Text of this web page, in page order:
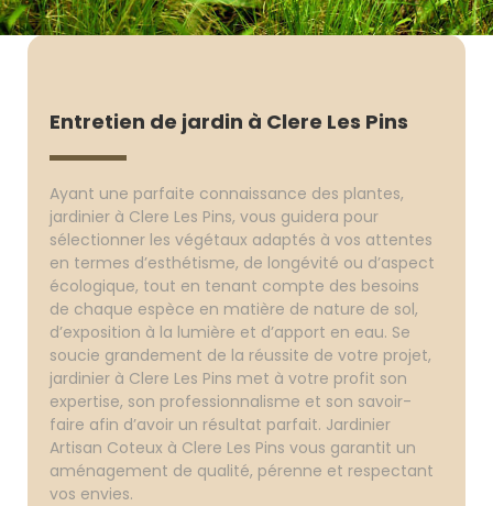
Entretien de jardin à Clere Les Pins
Ayant une parfaite connaissance des plantes,
jardinier à Clere Les Pins, vous guidera pour
sélectionner les végétaux adaptés à vos attentes
en termes d’esthétisme, de longévité ou d’aspect
écologique, tout en tenant compte des besoins
de chaque espèce en matière de nature de sol,
d’exposition à la lumière et d’apport en eau. Se
soucie grandement de la réussite de votre projet,
jardinier à Clere Les Pins met à votre profit son
expertise, son professionnalisme et son savoir-
faire afin d’avoir un résultat parfait. Jardinier
Artisan Coteux à Clere Les Pins vous garantit un
aménagement de qualité, pérenne et respectant
vos envies.